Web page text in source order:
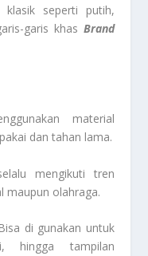
klasik seperti putih,
garis khas Brand
material
dan tahan lama.
mengikuti tren
maupun olahraga.
di gunakan untuk
hingga tampilan